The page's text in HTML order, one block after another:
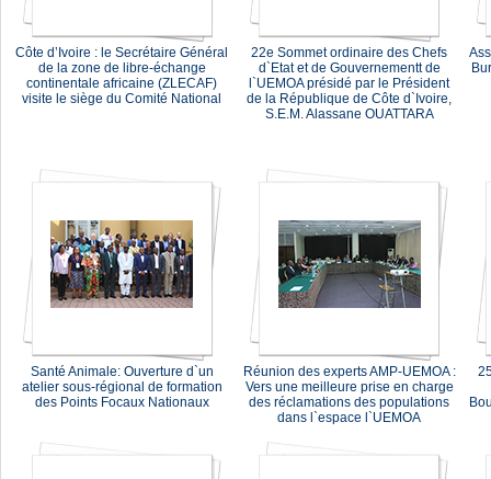
Côte d’Ivoire : le Secrétaire Général
de la zone de libre-échange
continentale africaine (ZLECAF)
visite le siège du Comité National
22e Sommet ordinaire des Chefs
d`Etat et de Gouvernementt de
l`UEMOA présidé par le Président
de la République de Côte d`Ivoire,
S.E.M. Alassane OUATTARA
Santé Animale: Ouverture d`un
atelier sous-régional de formation
des Points Focaux Nationaux
Réunion des experts AMP-UEMOA :
Vers une meilleure prise en charge
des réclamations des populations
dans l`espace l`UEMOA